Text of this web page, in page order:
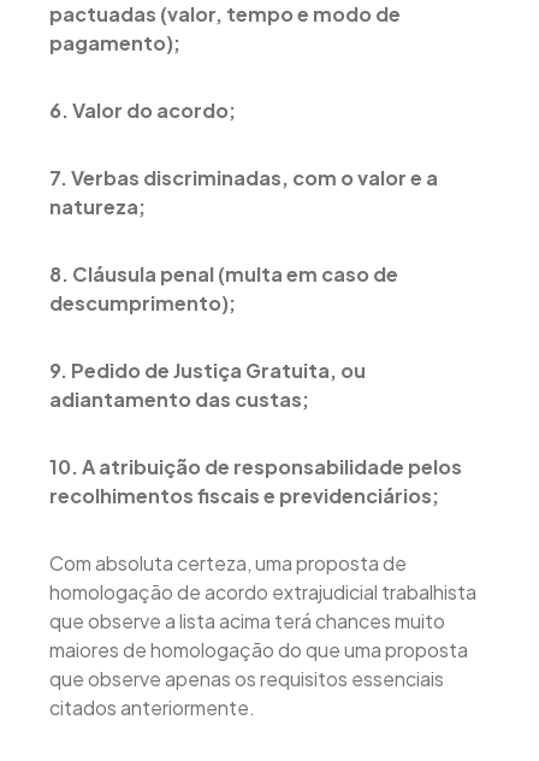
pactuadas (valor, tempo e modo de
pagamento);
6. Valor do acordo;
7. Verbas discriminadas, com o valor e a
natureza;
8. Cláusula penal (multa em caso de
descumprimento);
9. Pedido de Justiça Gratuita, ou
adiantamento das custas;
10. A atribuição de responsabilidade pelos
recolhimentos fiscais e previdenciários;
Com absoluta certeza, uma proposta de
homologação de acordo extrajudicial trabalhista
que observe a lista acima terá chances muito
maiores de homologação do que uma proposta
que observe apenas os requisitos essenciais
citados anteriormente.